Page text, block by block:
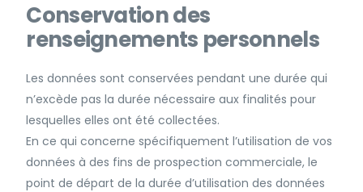
Conservation des
renseignements personnels
Les données sont conservées pendant une durée qui
n’excède pas la durée nécessaire aux finalités pour
lesquelles elles ont été collectées.
En ce qui concerne spécifiquement l’utilisation de vos
données à des fins de prospection commerciale, le
point de départ de la durée d’utilisation des données